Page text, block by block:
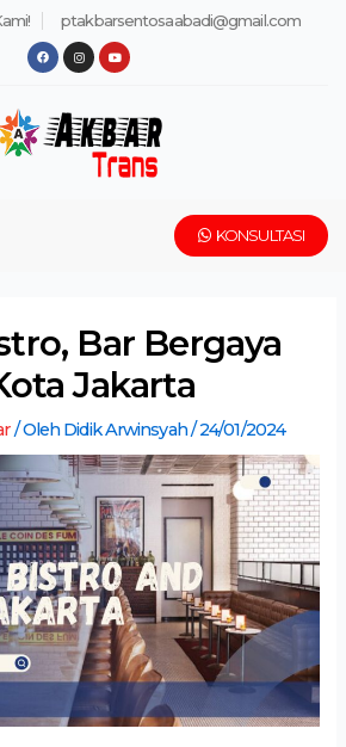
ptakbarsentosaabadi@gmail.com
F
a
c
k
I
n
s
r
a
m
Y
o
u
e
KONSULTASI
Bar Bergaya
Jakarta
/ OlehDidik Arwinsyah/24/01/2024